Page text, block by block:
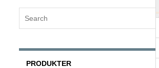
PRODUKTER